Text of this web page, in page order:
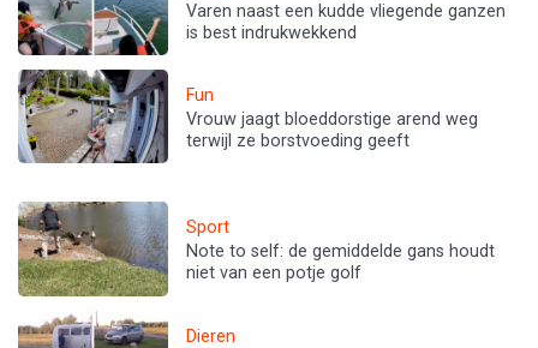
Varen naast een kudde vliegende ganzen
is best indrukwekkend
Fun
Vrouw jaagt bloeddorstige arend weg
terwijl ze borstvoeding geeft
Sport
Note to self: de gemiddelde gans houdt
niet van een potje golf
Dieren